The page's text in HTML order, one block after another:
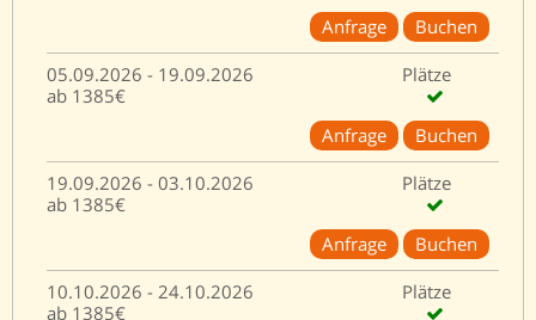
Anfrage
Buchen
05.09.2026 - 19.09.2026
Plätze
ab 1385€
Anfrage
Buchen
19.09.2026 - 03.10.2026
Plätze
ab 1385€
Anfrage
Buchen
10.10.2026 - 24.10.2026
Plätze
ab 1385€